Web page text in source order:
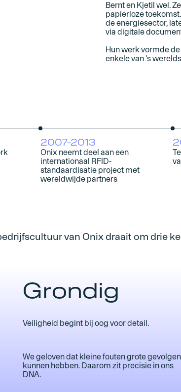
Bernt en Kjetil wel.
papierloze
de energiesector,
via digitale
Hun werk vormde
enkele van 's
2007-2013
Onix neemt deel aan een
internationaal RFID-
standaardisatie project met
wereldwijde partners
van Onix draait om drie
Grondig
Veiligheid begint bij oog voor detail.
We geloven dat kleine fouten grote gevolgen
kunnen hebben. Daarom zit precisie in ons
DNA.